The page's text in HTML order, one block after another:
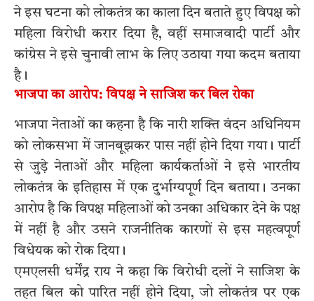
ने इस घटना को लोकतंत्र का काला दिन बताते हुए विपक्ष को
महिला विरोधी करार दिया है, वहीं समाजवादी पार्टी और
कांग्रेस ने इसे चुनावी लाभ के लिए उठाया गया कदम बताया
है।
भाजपा का आरोप: विपक्ष ने साजिश कर बिल रोका
भाजपा नेताओं का कहना है कि नारी शक्ति वंदन अधिनियम
को लोकसभा में जानबूझकर पास नहीं होने दिया गया। पार्टी
से जुड़े नेताओं और महिला कार्यकर्ताओं ने इसे भारतीय
लोकतंत्र के इतिहास में एक दुर्भाग्यपूर्ण दिन बताया। उनका
आरोप है कि विपक्ष महिलाओं को उनका अधिकार देने के पक्ष
में नहीं है और उसने राजनीतिक कारणों से इस महत्वपूर्ण
विधेयक को रोक दिया।
एमएलसी धर्मेंद्र राय ने कहा कि विरोधी दलों ने साजिश के
तहत बिल को पारित नहीं होने दिया, जो लोकतंत्र पर एक